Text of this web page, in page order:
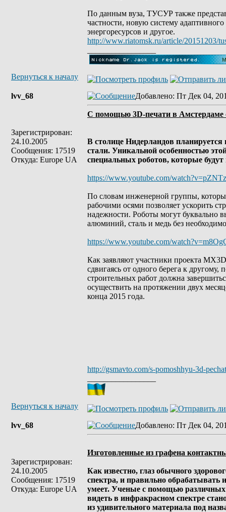
По данным вуза, ТУСУР также
частности, новую систему
энергоресурсов и другое.
http://www.riatomsk.ru/article/20151203/
Вернуться к началу
lvv_68
Зарегистрирован:
24.10.2005
Сообщения: 17519
Откуда: Europe UA
Добавлено: Пт Дек 04,
С помощью 3D-печати в Амстердаме
В столице Нидерландов планируется
стали. Уникальной особенностью
специальных роботов, которые
https://www.youtube.com/
По словам инженерной группы,
рабочими осями позволяет ускорить
надежности. Роботы могут буквально
алюминий, сталь и медь без
https://www.youtube.com/
Как заявляют участники проекта
сдвигаясь от одного берега к
строительных работ должна
осуществить на протяжении двух
конца 2015 года.
http://gsmavto.com/s-pomoshhyu-3d-
Вернуться к началу
lvv_68
Зарегистрирован:
24.10.2005
Сообщения: 17519
Откуда: Europe UA
Добавлено: Пт Дек 04,
Изготовленные из графена
Как известно, глаз обычного
спектра, и правильно обрабатывать
умеет. Ученые с помощью различных
видеть в инфракрасном спектре
из удивительного материала под